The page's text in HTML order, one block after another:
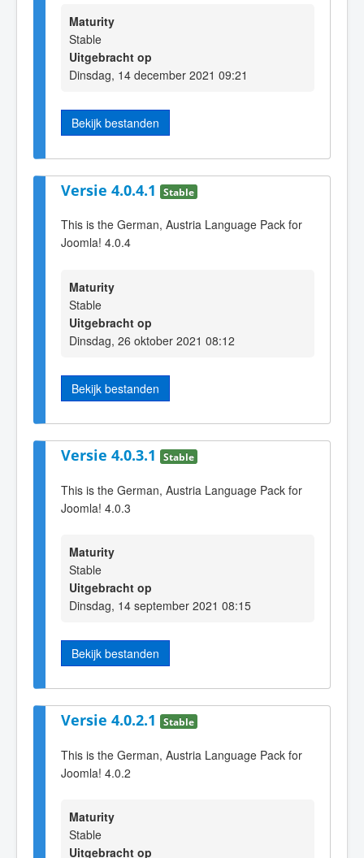
Maturity
Stable
Uitgebracht op
Dinsdag, 14 december 2021 09:21
Bekijk bestanden
Versie 4.0.4.1 Stable
This is the German, Austria Language Pack for
Joomla! 4.0.4
Maturity
Stable
Uitgebracht op
Dinsdag, 26 oktober 2021 08:12
Bekijk bestanden
Versie 4.0.3.1 Stable
This is the German, Austria Language Pack for
Joomla! 4.0.3
Maturity
Stable
Uitgebracht op
Dinsdag, 14 september 2021 08:15
Bekijk bestanden
Versie 4.0.2.1 Stable
This is the German, Austria Language Pack for
Joomla! 4.0.2
Maturity
Stable
Uitgebracht op